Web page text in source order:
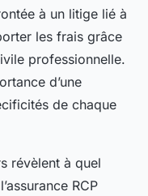
à un litige lié à
les frais grâce
professionnelle.
d’une
de chaque
révèlent à quel
RCP